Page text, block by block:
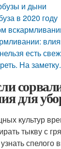
и дыни
в 2020 году
есть
На заметку.
для
культур
тыкву с
спелого